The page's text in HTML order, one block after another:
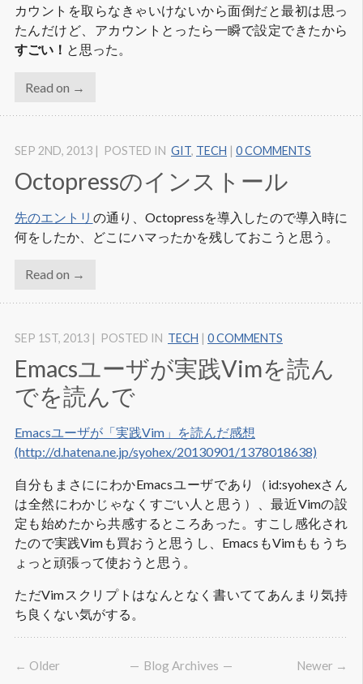
カウントを取らなきゃいけないから面倒だと最初は思っ
たんだけど、アカウントとったら一瞬で設定できたから
すごい！ と思った。
Read on →
Octopressのインストール
SEP 2ND, 2013 | POSTED IN GIT, TECH | 0 COMMENTS
先のエントリ の通り、Octopressを導入したので導入時に
何をしたか、どこにハマったかを残しておこうと思う。
Read on →
Emacsユーザが実践Vimを読ん
でを読んで
SEP 1ST, 2013 | POSTED IN TECH | 0 COMMENTS
Emacsユーザが「実践Vim」を読んだ感想
(http://d.hatena.ne.jp/syohex/20130901/1378018638)
自分もまさににわかEmacsユーザであり（id:syohexさん
は全然にわかじゃなくすごい人と思う）、最近Vimの設
定も始めたから共感するところあった。すこし感化され
たので実践Vimも買おうと思うし、EmacsもVimももうち
ょっと頑張って使おうと思う。
ただVimスクリプトはなんとなく書いててあんまり気持
ち良くない気がする。
← Older Blog Archives Newer →